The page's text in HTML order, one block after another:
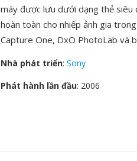
máy được lưu dưới dạng thẻ siêu
hoàn toàn cho nhiếp ảnh gia
Capture One, DxO PhotoLab và
Nhà phát triển: Sony
Phát hành lần đầu: 2006